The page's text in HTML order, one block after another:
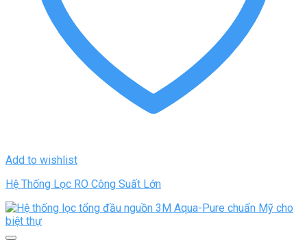
Add to wishlist
Hệ Thống Lọc RO Công Suất Lớn